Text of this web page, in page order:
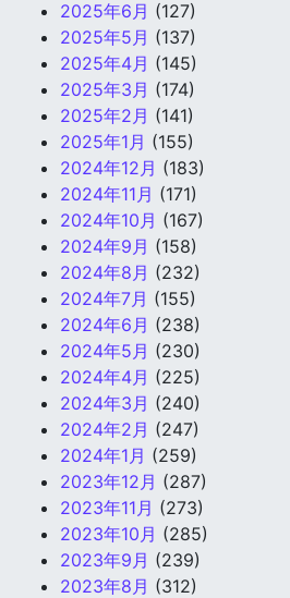
2025年6月 (127)
2025年5月 (137)
2025年4月 (145)
2025年3月 (174)
2025年2月 (141)
2025年1月 (155)
2024年12月 (183)
2024年11月 (171)
2024年10月 (167)
2024年9月 (158)
2024年8月 (232)
2024年7月 (155)
2024年6月 (238)
2024年5月 (230)
2024年4月 (225)
2024年3月 (240)
2024年2月 (247)
2024年1月 (259)
2023年12月 (287)
2023年11月 (273)
2023年10月 (285)
2023年9月 (239)
2023年8月 (312)